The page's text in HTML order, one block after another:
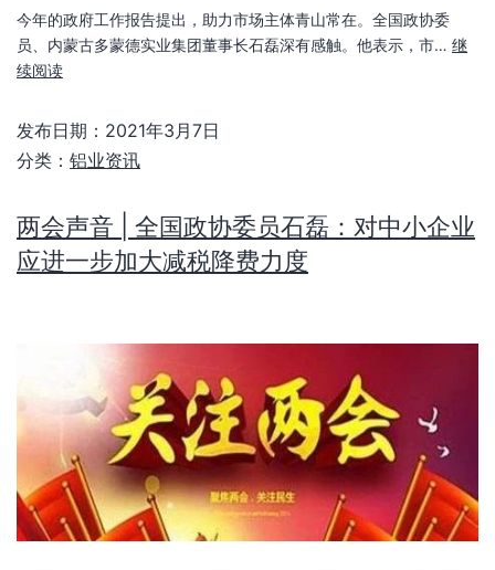
今年的政府工作报告提出，助力市场主体青山常在。全国政协委
员、内蒙古多蒙德实业集团董事长石磊深有感触。他表示，市… 继
续阅读
发布日期： 2021年3月7日
分类： 铝业资讯
两会声音 | 全国政协委员石磊：对中小企业
应进一步加大减税降费力度